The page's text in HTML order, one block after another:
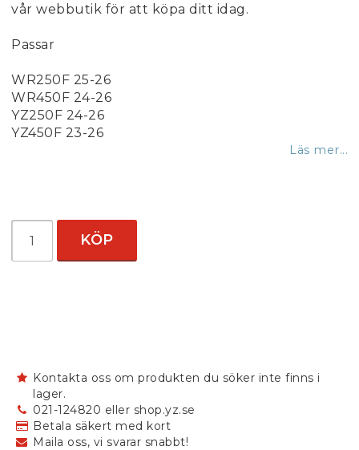
vår webbutik för att köpa ditt idag.
Passar
WR250F 25-26
WR450F 24-26
YZ250F 24-26
YZ450F 23-26
Läs mer...
KÖP
Kontakta oss om produkten du söker inte finns i
lager.
021-124820 eller shop.yz.se
Betala säkert med kort
Maila oss, vi svarar snabbt!